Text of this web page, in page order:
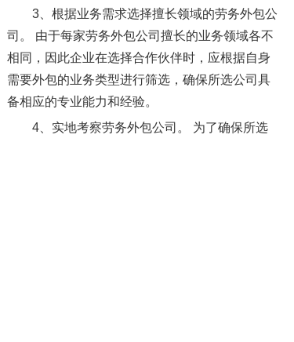
3、根据业务需求选择擅长领域的劳务外包公
司。 由于每家劳务外包公司擅长的业务领域各不
相同，因此企业在选择合作伙伴时，应根据自身
需要外包的业务类型进行筛选，确保所选公司具
备相应的专业能力和经验。
4、实地考察劳务外包公司。 为了确保所选